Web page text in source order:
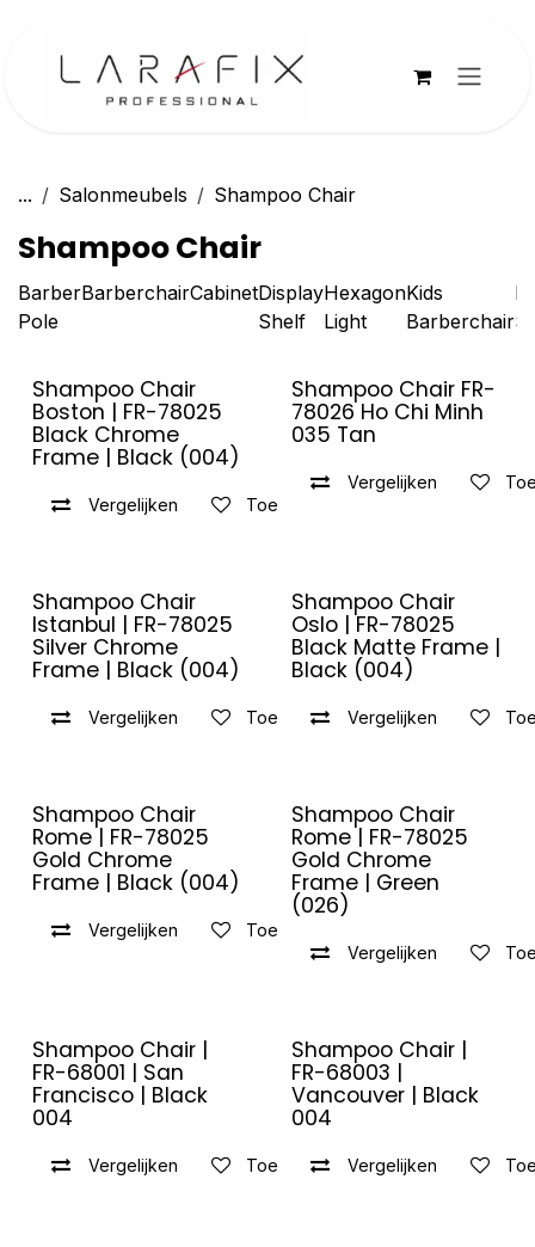
... Salonmeubels Shampoo Chair
Shampoo Chair
Barber
Pole
BarberchairCabinetDisplay
Shelf
Hexagon
Light
Kids
Barberchair
Shampoo Chair
Boston | FR-78025
Black Chrome
Frame | Black (004)
Vergelijken Toevoegen aan verlanglijst
Uitverkocht
Shampoo Chair FR-
78026 Ho Chi Minh
035 Tan
Vergelijken
Shampoo Chair
Istanbul | FR-78025
Silver Chrome
Frame | Black (004)
Vergelijken Toevoegen aan verlanglijst
Shampoo Chair
Oslo | FR-78025
Black Matte Frame |
Black (004)
Vergelijken
Shampoo Chair
Rome | FR-78025
Gold Chrome
Frame | Black (004)
Vergelijken Toevoegen aan verlanglijst
Shampoo Chair
Rome | FR-78025
Gold Chrome
Frame | Green
(026)
Vergelijken
Shampoo Chair |
FR-68001 | San
Francisco | Black
004
Vergelijken Toevoegen aan verlanglijst
Shampoo Chair |
FR-68003 |
Vancouver | Black
004
Vergelijken